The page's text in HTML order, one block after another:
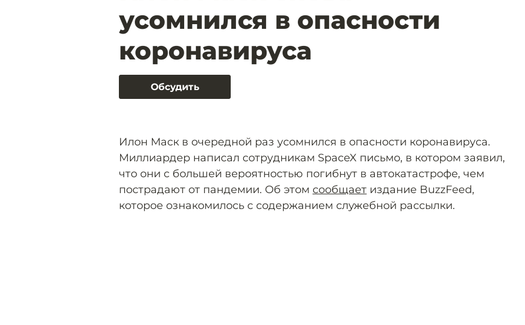
усомнился в опасности
коронавируса
Обсудить
Илон Маск в очередной раз усомнился в опасности коронавируса.
Миллиардер написал сотрудникам SpaceX письмо, в котором заявил,
что они с большей вероятностью погибнут в автокатастрофе, чем
пострадают от пандемии. Об этом сообщает издание BuzzFeed,
которое ознакомилось с содержанием служебной рассылки.